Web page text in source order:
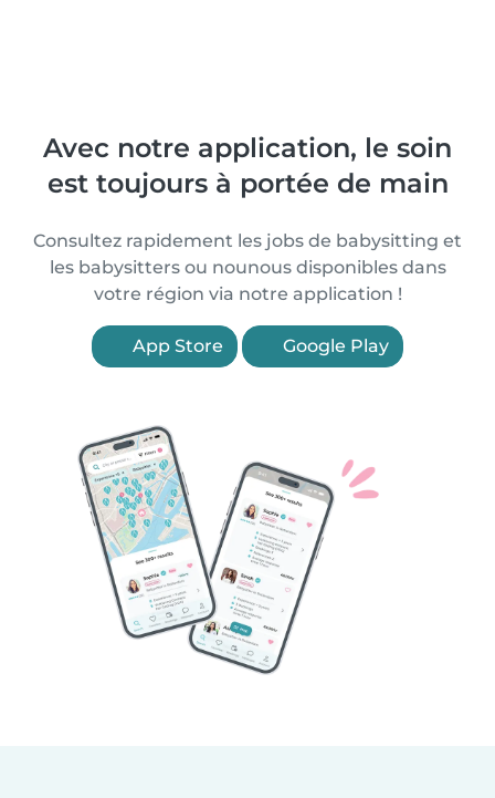
Avec notre application, le soin
est toujours à portée de main
Consultez rapidement les jobs de babysitting et
les babysitters ou nounous disponibles dans
votre région via notre application !
App Store Google Play